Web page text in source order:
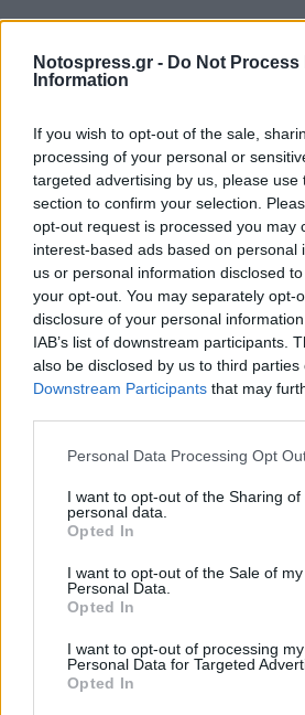
Notospress.gr - Do Not Process
Information
If you wish to opt-out of the sale,
processing of your personal or
targeted advertising by us, please use
section to confirm your selection.
opt-out request is processed you may
interest-based ads based on personal
us or personal information disclosed
your opt-out. You may separately opt-
disclosure of your personal
IAB’s list of downstream participants.
also be disclosed by us to third parties
Downstream Participants that may
Personal Data Processing Opt
I want to opt-out of the Sharing of
personal data.
Opted In
I want to opt-out of the Sale of my
Personal Data.
Opted In
I want to opt-out of processing my
Personal Data for Targeted
Opted In
Σχετικά Άρθρα